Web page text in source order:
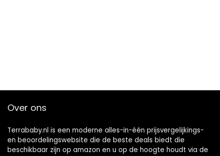
Over ons
Terrababy.nl is een moderne alles-in-één prijsvergelijkings-
en beoordelingswebsite die de beste deals biedt die
beschikbaar zijn op amazon en u op de hoogte houdt via de